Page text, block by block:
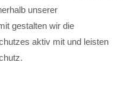
unserer
gestalten wir die
aktiv mit und leisten